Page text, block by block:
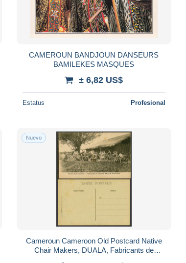
CAMEROUN BANDJOUN DANSEURS
BAMILEKES MASQUES
± 6,82 US$
Estatus Profesional
Nuevo
Cameroun Cameroon Old Postcard Native
Chair Makers, DUALA, Fabricants de